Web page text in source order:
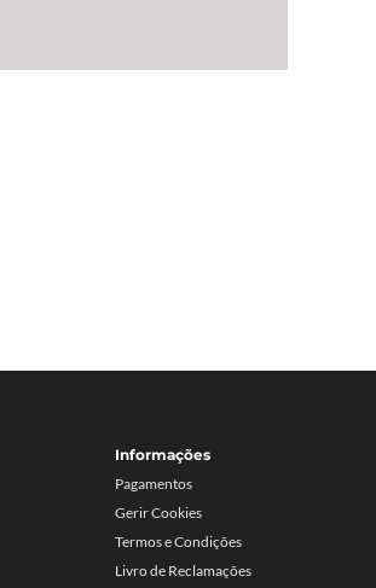
Informações
Pagamentos
Gerir Cookies
Termos e Condições
Livro de Reclamações